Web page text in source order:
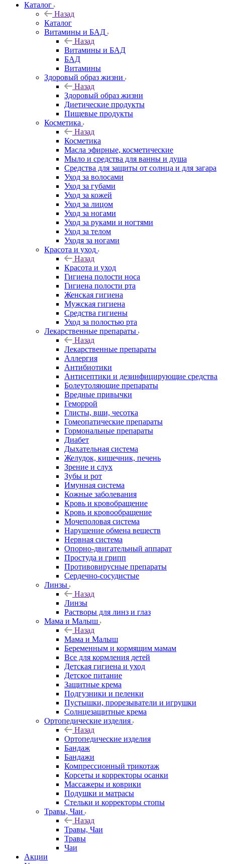
Каталог
Назад
Каталог
Витамины и БАД
Назад
Витамины и БАД
БАД
Витамины
Здоровый образ жизни
Назад
Здоровый образ жизни
Диетические продукты
Пищевые продукты
Косметика
Назад
Косметика
Масла эфирные, косметические
Мыло и средства для ванны и душа
Средства для защиты от солнца и для загара
Уход за волосами
Уход за губами
Уход за кожей
Уход за лицом
Уход за ногами
Уход за руками и ногтями
Уход за телом
Уходя за ногами
Красота и уход
Назад
Красота и уход
Гигиена полости носа
Гигиена полости рта
Женская гигиена
Мужская гигиена
Средства гигиены
Уход за полостью рта
Лекарственные препараты
Назад
Лекарственные препараты
Аллергия
Антибиотики
Антисептики и дезинфицирующие средства
Болеутоляющие препараты
Вредные привычки
Геморрой
Глисты, вши, чесотка
Гомеопатические препараты
Гормональные препараты
Диабет
Дыхательная система
Желудок, кишечник, печень
Зрение и слух
Зубы и рот
Имунная система
Кожные заболевания
Кровь и кровобращение
Кровь и кровообращение
Мочеполовая система
Нарушение обмена веществ
Нервная система
Опорно-двигательный аппарат
Простуда и грипп
Противовирусные препараты
Сердечно-сосудистые
Линзы
Назад
Линзы
Растворы для линз и глаз
Мама и Малыш
Назад
Мама и Малыш
Беременным и кормящим мамам
Все для кормления детей
Детская гигиена и уход
Детское питание
Защитные крема
Подгузники и пеленки
Пустышки, прорезыватели и игрушки
Солнцезащитные крема
Ортопедические изделия
Назад
Ортопедические изделия
Бандаж
Бандажи
Компрессионный трикотаж
Корсеты и корректоры осанки
Массажеры и коврики
Подушки и матрасы
Стельки и корректоры стопы
Травы, Чаи
Назад
Травы, Чаи
Травы
Чаи
Акции